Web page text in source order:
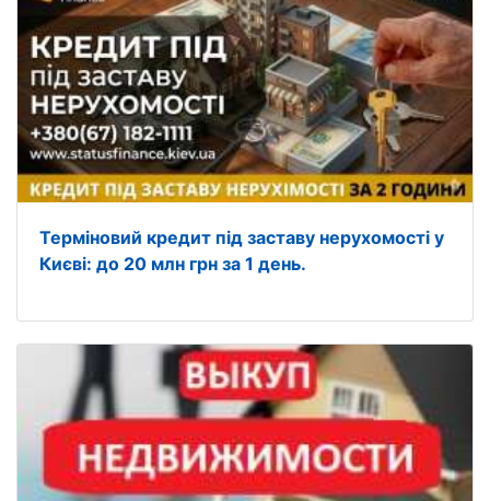
Терміновий кредит під заставу нерухомості у
Києві: до 20 млн грн за 1 день.